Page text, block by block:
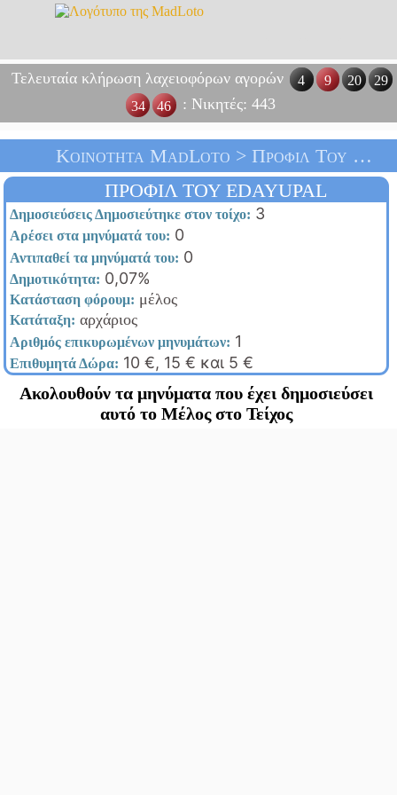
Τελευταία κλήρωση λαχειοφόρων αγορών 4 9 20
29
34
46 : Νικητές: 443
Κοινότητα MadLoto > Προφίλ Του Edayupal > Αρχική Σελίδα
ΠΡΟΦΊΛ ΤΟΥ EDAYUPAL
Δημοσιεύσεις Δημοσιεύτηκε στον τοίχο: 3
Αρέσει στα μηνύματά του: 0
Αντιπαθεί τα μηνύματά του: 0
Δημοτικότητα: 0,07%
Κατάσταση φόρουμ: μέλος
Κατάταξη: αρχάριος
Αριθμός επικυρωμένων μηνυμάτων: 1
Επιθυμητά Δώρα: 10 €, 15 € και 5 €
Ακολουθούν τα μηνύματα που έχει δημοσιεύσει
αυτό το Μέλος στο Τείχος